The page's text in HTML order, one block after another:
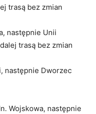
trasą bez zmian
następnie Unii
trasą bez zmian
następnie Dworzec
Wojskowa, następnie